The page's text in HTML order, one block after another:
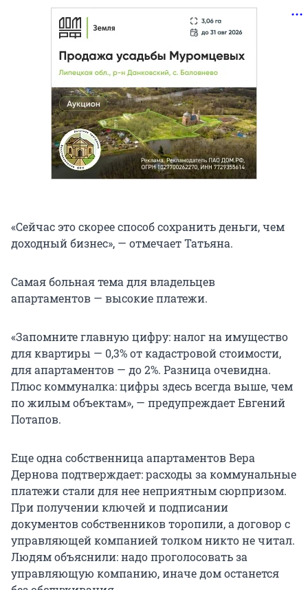
«Сейчас это скорее способ сохранить деньги, чем
доходный бизнес», — отмечает Татьяна.
Самая больная тема для владельцев
апартаментов — высокие платежи.
«Запомните главную цифру: налог на имущество
для квартиры — 0,3% от кадастровой стоимости,
для апартаментов — до 2%. Разница очевидна.
Плюс коммуналка: цифры здесь всегда выше, чем
по жилым объектам», — предупреждает Евгений
Потапов.
Еще одна собственница апартаментов Вера
Дернова подтверждает: расходы за коммунальные
платежи стали для нее неприятным сюрпризом.
При получении ключей и подписании
документов собственников торопили, а договор с
управляющей компанией толком никто не читал.
Людям объяснили: надо проголосовать за
управляющую компанию, иначе дом останется